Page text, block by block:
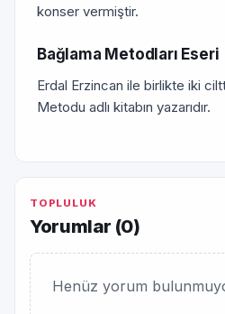
konser vermiştir.
Bağlama Metodları Eseri
Erdal Erzincan ile birlikte iki
Metodu adlı kitabın yazarıdır.
TOPLULUK
Yorumlar (0)
Henüz yorum